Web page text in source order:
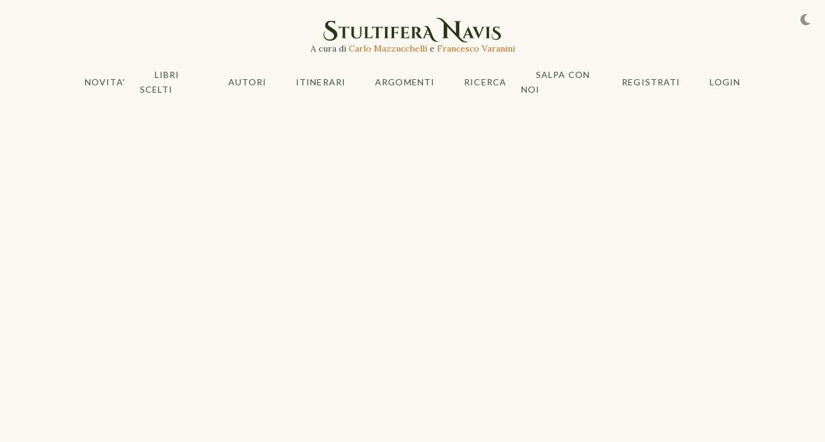
A cura di Carlo Mazzucchellie Francesco Varanini
NOVITA'
LIBRI
SCELTI
AUTORI ITINERARI ARGOMENTI RICERCA
SALPA CON
NOI
REGISTRATI LOGIN